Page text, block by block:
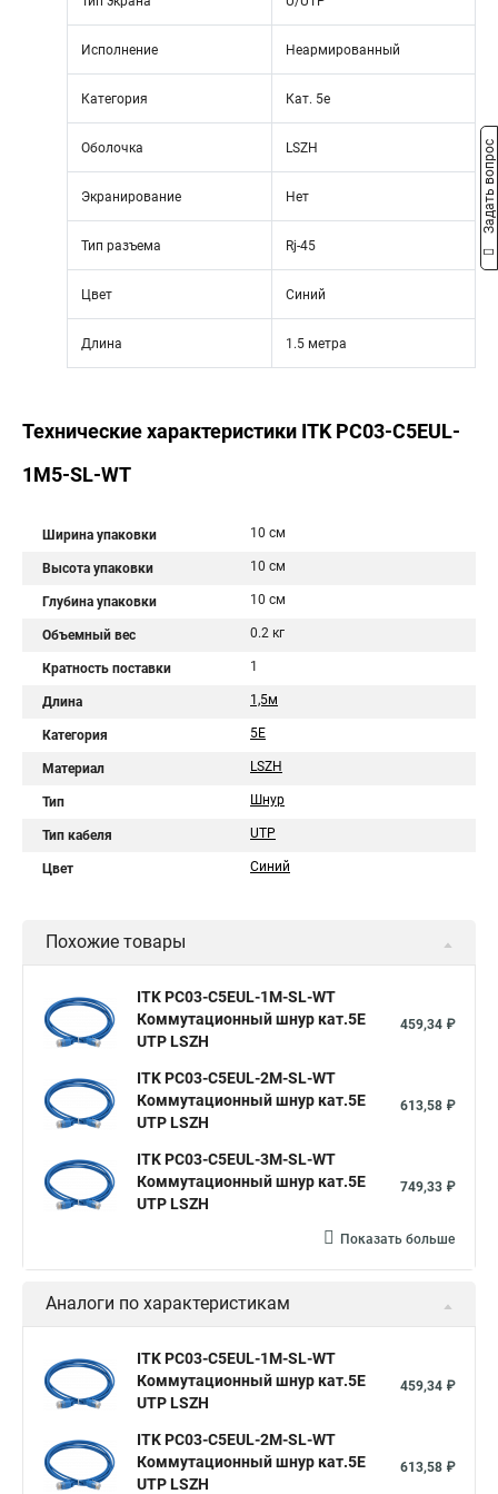
Исполнение Неармированный
Категория Кат. 5е
Оболочка LSZH
Экранирование Нет
Тип разъема Rj-45
Цвет Синий
Длина 1.5 метра
Технические характеристики ITK PC03-C5EUL-
1M5-SL-WT
Ширина упаковки 10 см
Высота упаковки 10 см
Глубина упаковки 10 см
Объемный вес 0.2 кг
Кратность поставки 1
Длина 1,5м
Категория 5Е
Материал LSZH
Тип Шнур
Тип кабеля UTP
Цвет Синий
Похожие товары
ITK PC03-C5EUL-1M-SL-WT
Коммутационный шнур кат.5E
UTP LSZH
459,34 ₽
ITK PC03-C5EUL-2M-SL-WT
Коммутационный шнур кат.5E
UTP LSZH
613,58 ₽
ITK PC03-C5EUL-3M-SL-WT
Коммутационный шнур кат.5E
UTP LSZH
749,33 ₽
Показать больше
Аналоги по характеристикам
ITK PC03-C5EUL-1M-SL-WT
Коммутационный шнур кат.5E
UTP LSZH
459,34 ₽
ITK PC03-C5EUL-2M-SL-WT
Коммутационный шнур кат.5E
UTP LSZH
613,58 ₽
Задать вопрос